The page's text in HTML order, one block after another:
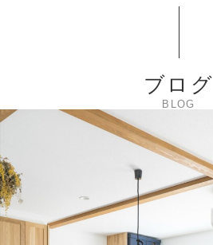
ブログ
BLOG